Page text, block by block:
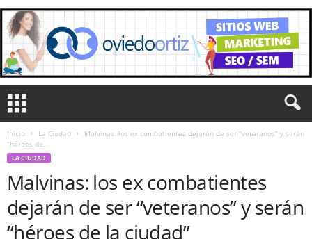
Inicio La Ciudad
Malvinas: los ex combatientes dejarán de ser “veteranos” y serán
“héroes de...
LA CIUDAD
Malvinas: los ex combatientes
dejarán de ser “veteranos” y serán
“héroes de la ciudad”